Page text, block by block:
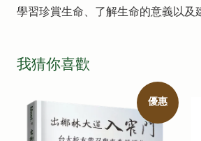
學習珍賞生命、了解生命的意義以及
我猜你喜歡
優惠